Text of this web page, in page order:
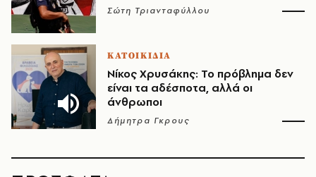
Σώτη Τριανταφύλλου
ΚΑΤΟΙΚΙΔΙΑ
Νίκος Χρυσάκης: Το πρόβλημα δεν
είναι τα αδέσποτα, αλλά οι
άνθρωποι
Δήμητρα Γκρους